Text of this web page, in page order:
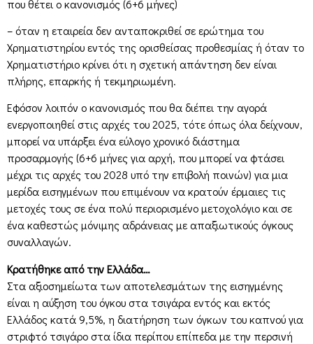
που θέτει ο κανονισμός (6+6 μήνες)
– όταν η εταιρεία δεν ανταποκριθεί σε ερώτημα του
Χρηματιστηρίου εντός της ορισθείσας προθεσμίας ή όταν το
Χρηματιστήριο κρίνει ότι η σχετική απάντηση δεν είναι
πλήρης, επαρκής ή τεκμηριωμένη.
Εφόσον λοιπόν ο κανονισμός που θα διέπει την αγορά
ενεργοποιηθεί στις αρχές του 2025, τότε όπως όλα δείχνουν,
μπορεί να υπάρξει ένα εύλογο χρονικό διάστημα
προσαρμογής (6+6 μήνες για αρχή, που μπορεί να φτάσει
μέχρι τις αρχές του 2028 υπό την επιβολή ποινών) για μια
μερίδα εισηγμένων που επιμένουν να κρατούν έρμαιες τις
μετοχές τους σε ένα πολύ περιορισμένο μετοχολόγιο και σε
ένα καθεστώς μόνιμης αδράνειας με απαξιωτικούς όγκους
συναλλαγών.
Κρατήθηκε από την Ελλάδα…
Στα αξιοσημείωτα των αποτελεσμάτων της εισηγμένης
είναι η αύξηση του όγκου στα τσιγάρα εντός και εκτός
Ελλάδος κατά 9,5%, η διατήρηση των όγκων του καπνού για
στριφτό τσιγάρο στα ίδια περίπου επίπεδα με την περσινή